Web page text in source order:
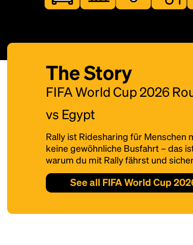
Füge diesen
The Story
FIFA World Cup 2026
vs Egypt
Rally ist Ridesharing für Menschen
keine gewöhnliche Busfahrt – das
warum du mit Rally fährst und
See all FIFA World Cup